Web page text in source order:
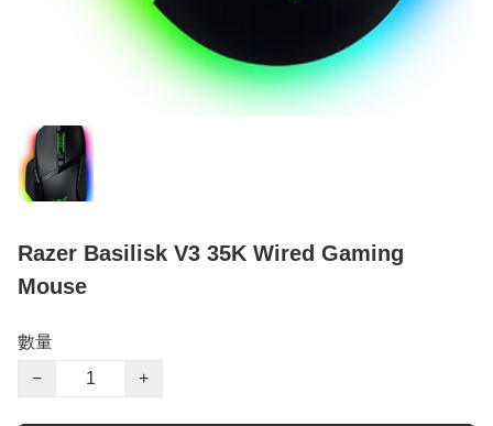
Razer Basilisk V3 35K Wired Gaming
Mouse
數量
−
+